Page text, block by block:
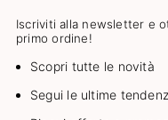
Iscriviti alla newsletter e
primo ordine!
Scopri tutte le novità
Segui le ultime